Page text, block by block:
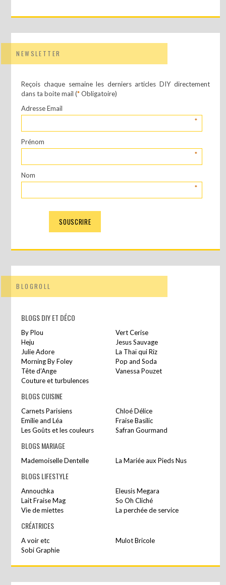
NEWSLETTER
Reçois chaque semaine les derniers articles DIY directement
dans ta boite mail (*Obligatoire)
Adresse Email
*
Prénom
*
Nom
*
BLOGROLL
BLOGS DIY ET DÉCO
By Plou
Vert Cerise
Heju
Jesus Sauvage
Julie Adore
La Thaï qui Riz
Morning By Foley
Pop and Soda
Tête d’Ange
Vanessa Pouzet
Couture et turbulences
BLOGS CUISINE
Carnets Parisiens
Chloé Délice
Emilie and Léa
Fraise Basilic
Les Goûts et les couleurs
Safran Gourmand
BLOGS MARIAGE
Mademoiselle Dentelle La Mariée aux Pieds Nus
BLOGS LIFESTYLE
Annouchka
Eleusis Megara
Lait Fraise Mag
So Oh Cliché
Vie de miettes
La perchée de service
CRÉATRICES
A voir etc
Mulot Bricole
Sobi Graphie